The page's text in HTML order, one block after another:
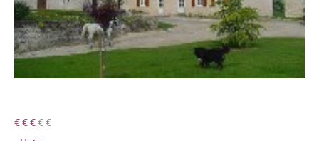
€ € € € €
€ € €